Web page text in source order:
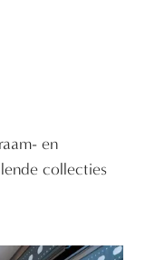
en
collecties